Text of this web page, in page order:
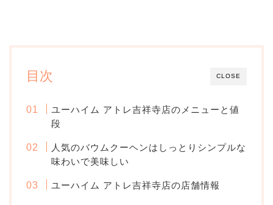
CLOSE
目次
ユーハイム アトレ吉祥寺店のメニューと値
段
人気のバウムクーヘンはしっとりシンプルな
味わいで美味しい
ユーハイム アトレ吉祥寺店の店舗情報